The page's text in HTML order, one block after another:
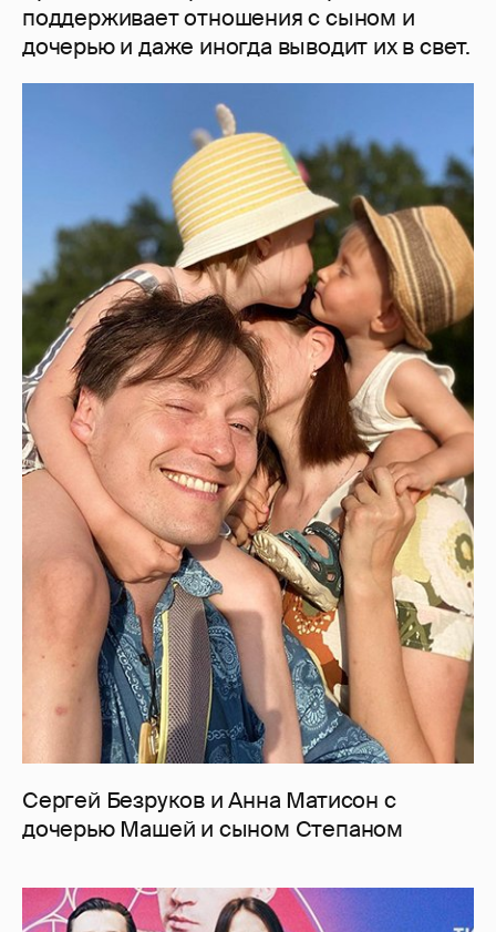
поддерживает отношения с сыном и
дочерью и даже иногда выводит их в свет.
Сергей Безруков и Анна Матисон с
дочерью Машей и сыном Степаном